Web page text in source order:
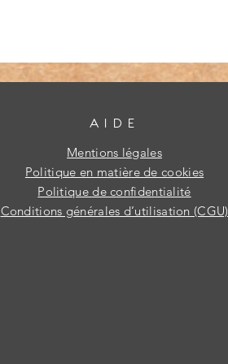
AIDE
Mentions légales
Politique en matière de cookies
Politique de confidentialité
Conditions générales d’utilisation (CGU)